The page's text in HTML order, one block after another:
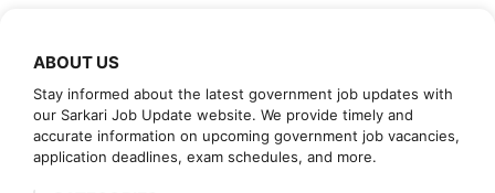
ABOUT US
Stay informed about the latest government job updates with
our Sarkari Job Update website. We provide timely and
accurate information on upcoming government job vacancies,
application deadlines, exam schedules, and more.